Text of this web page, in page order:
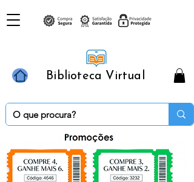
Biblioteca Virtual